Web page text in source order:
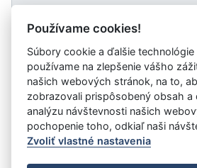
Návrat späť
Vystavil:Spojená škola, Jarmočná
Používame cookies!
Súbory cookie a ďalšie technológie
používame na zlepšenie vášho
našich webových stránok, na to,
zobrazovali prispôsobený obsah a
analýzu návštevnosti našich
pochopenie toho, odkiaľ naši
Zvoliť vlastné nastavenia